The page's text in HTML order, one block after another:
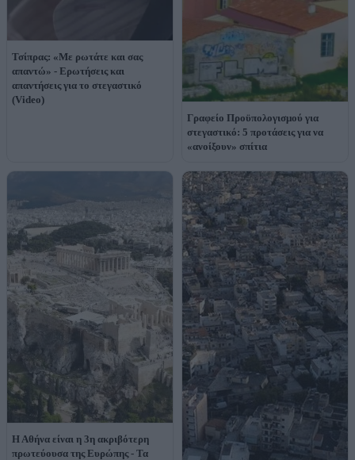
Τσίπρας: «Με ρωτάτε και σας
απαντώ» - Ερωτήσεις και
απαντήσεις για το στεγαστικό
(Video)
Γραφείο Προϋπολογισμού για
στεγαστικό: 5 προτάσεις για να
«ανοίξουν» σπίτια
Η Αθήνα είναι η 3η ακριβότερη
πρωτεύουσα της Ευρώπης - Τα